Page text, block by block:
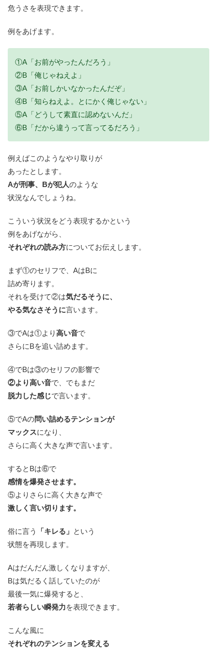
危うさを表現できます。
例をあげます。
①A「お前がやったんだろう」
②B「俺じゃねえよ」
③A「お前しかいなかったんだぞ」
④B「知らねえよ。とにかく俺じゃない」
⑤A「どうして素直に認めないんだ」
⑥B「だから違うって言ってるだろう」
例えばこのようなやり取りが
あったとします。
Aが刑事、Bが犯人のような
状況なんでしょうね。
こういう状況をどう表現するかという
例をあげながら、
それぞれの読み方についてお伝えします。
まず①のセリフで、AはBに
詰め寄ります。
それを受けて②は気だるそうに、
やる気なさそうに言います。
③でAは①より高い音で
さらにBを追い詰めます。
④でBは③のセリフの影響で
②より高い音で、でもまだ
脱力した感じで言います。
⑤でAの問い詰めるテンションが
マックスになり、
さらに高く大きな声で言います。
するとBは⑥で
感情を爆発させます。
⑤よりさらに高く大きな声で
激しく言い切ります。
俗に言う 「キレる」 という
状態を再現します。
Aはだんだん激しくなりますが、
Bは気だるく話していたのが
最後一気に爆発すると、
若者らしい瞬発力を表現できます。
こんな風に
それぞれのテンションを変える